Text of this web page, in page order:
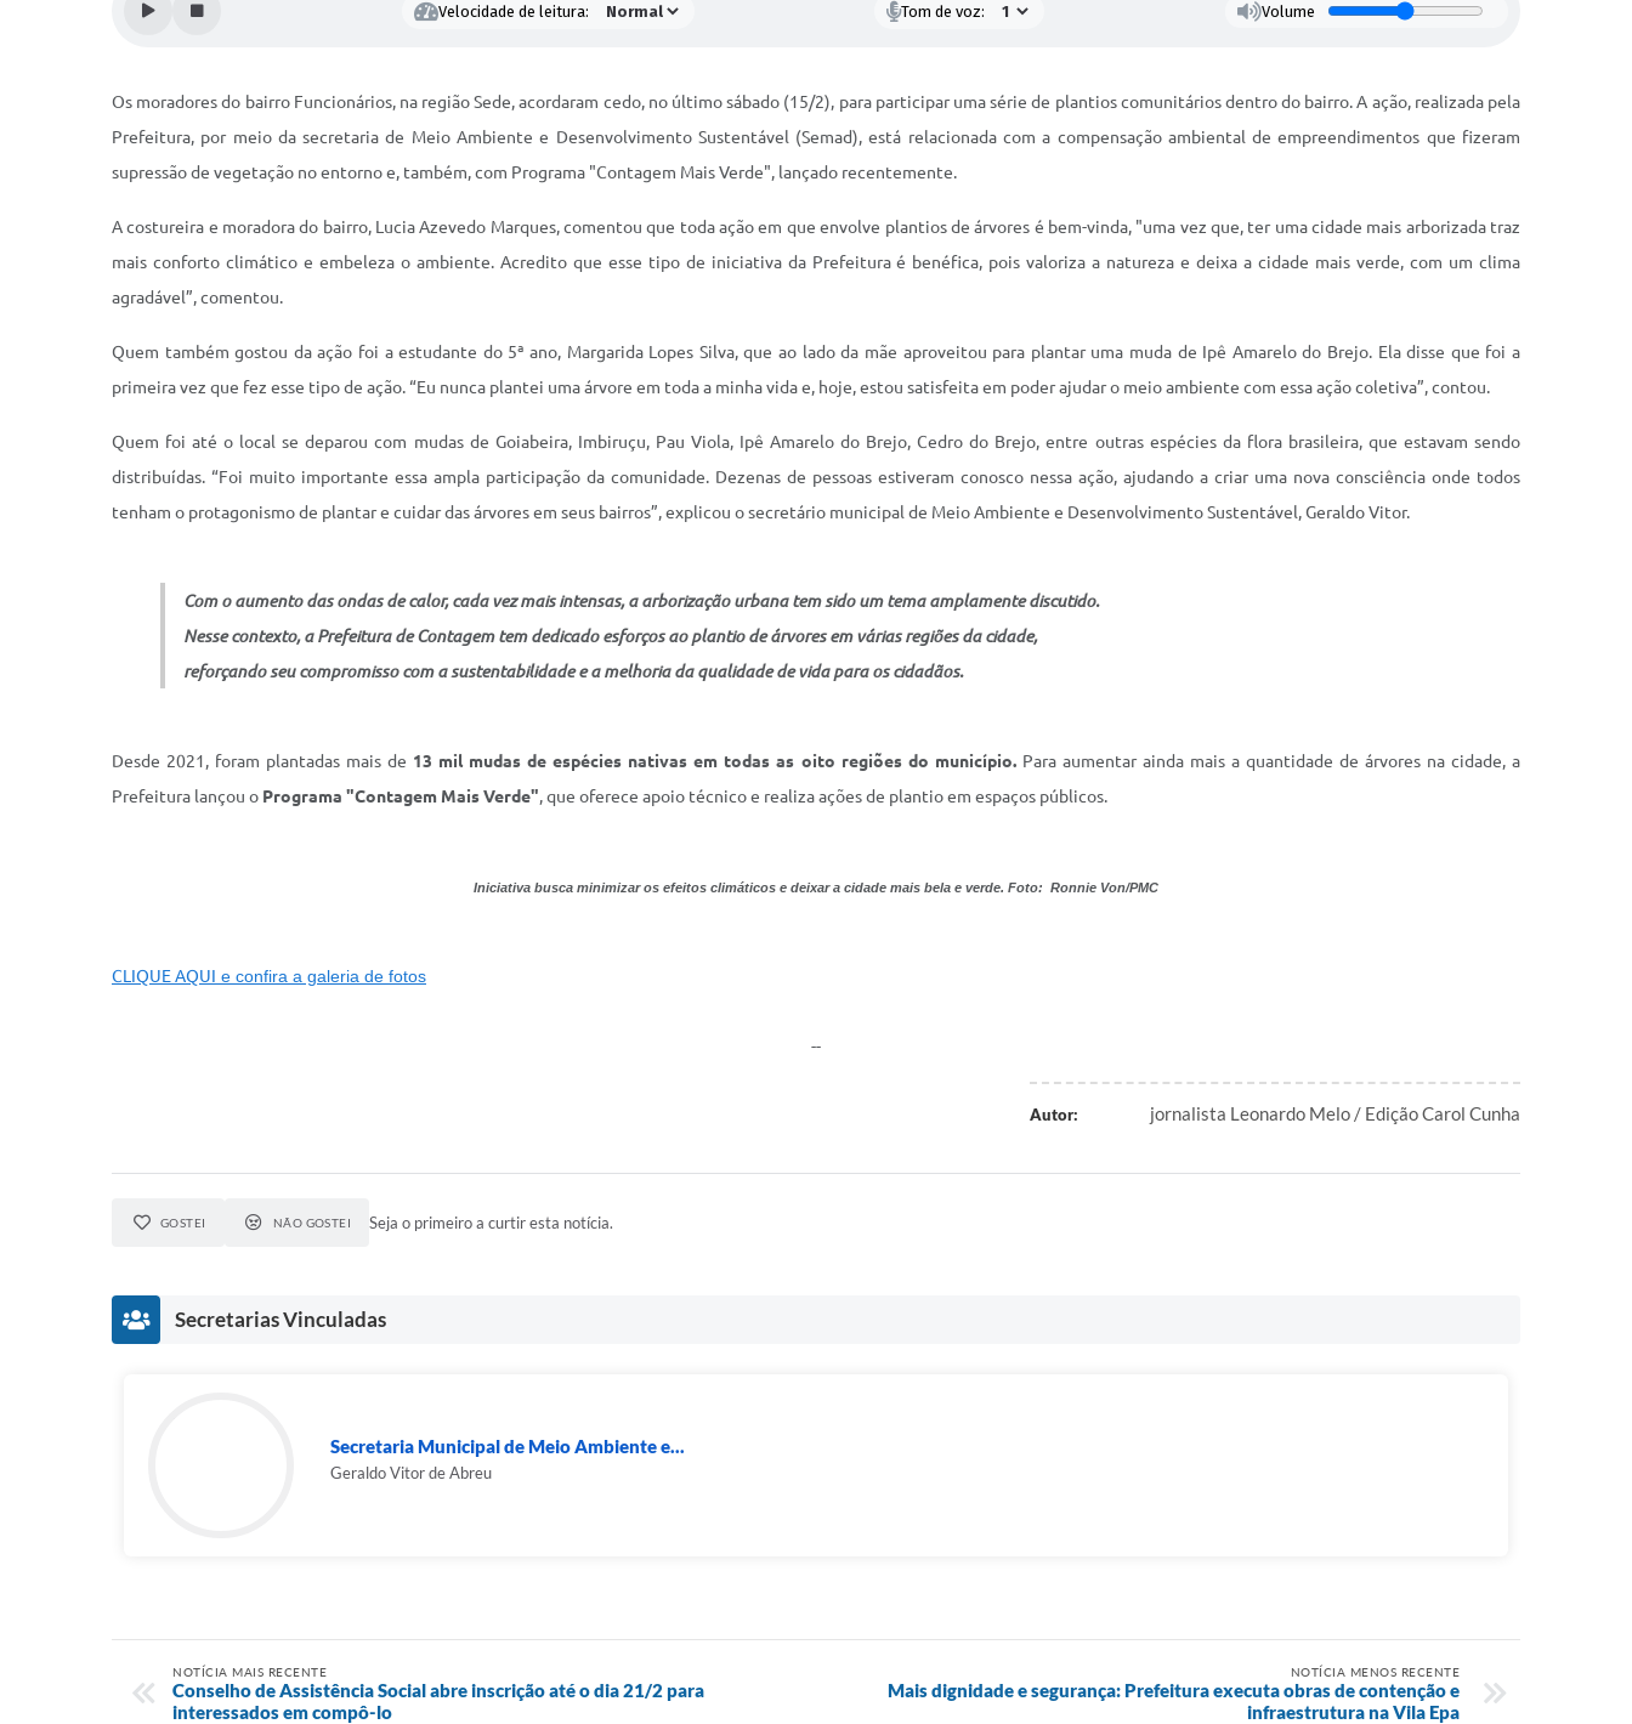
Velocidade de leitura: Tom de voz: Volume
Os moradores do bairro Funcionários, na região Sede, acordaram cedo, no último sábado (15/2), para participar uma série de plantios comunitários dentro do bairro. A ação, realizada pela
Prefeitura, por meio da secretaria de Meio Ambiente e Desenvolvimento Sustentável (Semad), está relacionada com a compensação ambiental de empreendimentos que fizeram
supressão de vegetação no entorno e, também, com Programa "Contagem Mais Verde", lançado recentemente.
A costureira e moradora do bairro, Lucia Azevedo Marques, comentou que toda ação em que envolve plantios de árvores é bem-vinda, "uma vez que, ter uma cidade mais arborizada traz
mais conforto climático e embeleza o ambiente. Acredito que esse tipo de iniciativa da Prefeitura é benéfica, pois valoriza a natureza e deixa a cidade mais verde, com um clima
agradável”, comentou.
Quem também gostou da ação foi a estudante do 5ª ano, Margarida Lopes Silva, que ao lado da mãe aproveitou para plantar uma muda de Ipê Amarelo do Brejo. Ela disse que foi a
primeira vez que fez esse tipo de ação. “Eu nunca plantei uma árvore em toda a minha vida e, hoje, estou satisfeita em poder ajudar o meio ambiente com essa ação coletiva”, contou.
Quem foi até o local se deparou com mudas de Goiabeira, Imbiruçu, Pau Viola, Ipê Amarelo do Brejo, Cedro do Brejo, entre outras espécies da flora brasileira, que estavam sendo
distribuídas. “Foi muito importante essa ampla participação da comunidade. Dezenas de pessoas estiveram conosco nessa ação, ajudando a criar uma nova consciência onde todos
tenham o protagonismo de plantar e cuidar das árvores em seus bairros”, explicou o secretário municipal de Meio Ambiente e Desenvolvimento Sustentável, Geraldo Vitor.
Com o aumento das ondas de calor, cada vez mais intensas, a arborização urbana tem sido um tema amplamente discutido.
Nesse contexto, a Prefeitura de Contagem tem dedicado esforços ao plantio de árvores em várias regiões da cidade,
reforçando seu compromisso com a sustentabilidade e a melhoria da qualidade de vida para os cidadãos.
Desde 2021, foram plantadas mais de 13 mil mudas de espécies nativas em todas as oito regiões do município. Para aumentar ainda mais a quantidade de árvores na cidade, a
Prefeitura lançou o Programa "Contagem Mais Verde", que oferece apoio técnico e realiza ações de plantio em espaços públicos.
Iniciativa busca minimizar os efeitos climáticos e deixar a cidade mais bela e verde. Foto: Ronnie Von/PMC
CLIQUE AQUI e confira a galeria de fotos
--
Autor: jornalista Leonardo Melo / Edição Carol Cunha
GOSTEI NÃO GOSTEI Seja o primeiro a curtir esta notícia.
Secretarias Vinculadas
Secretaria Municipal de Meio Ambiente e...
Geraldo Vitor de Abreu
NOTÍCIA MAIS RECENTE
Conselho de Assistência Social abre inscrição até o dia 21/2 para
interessados em compô-lo
NOTÍCIA MENOS RECENTE
Mais dignidade e segurança: Prefeitura executa obras de contenção e
infraestrutura na Vila Epa